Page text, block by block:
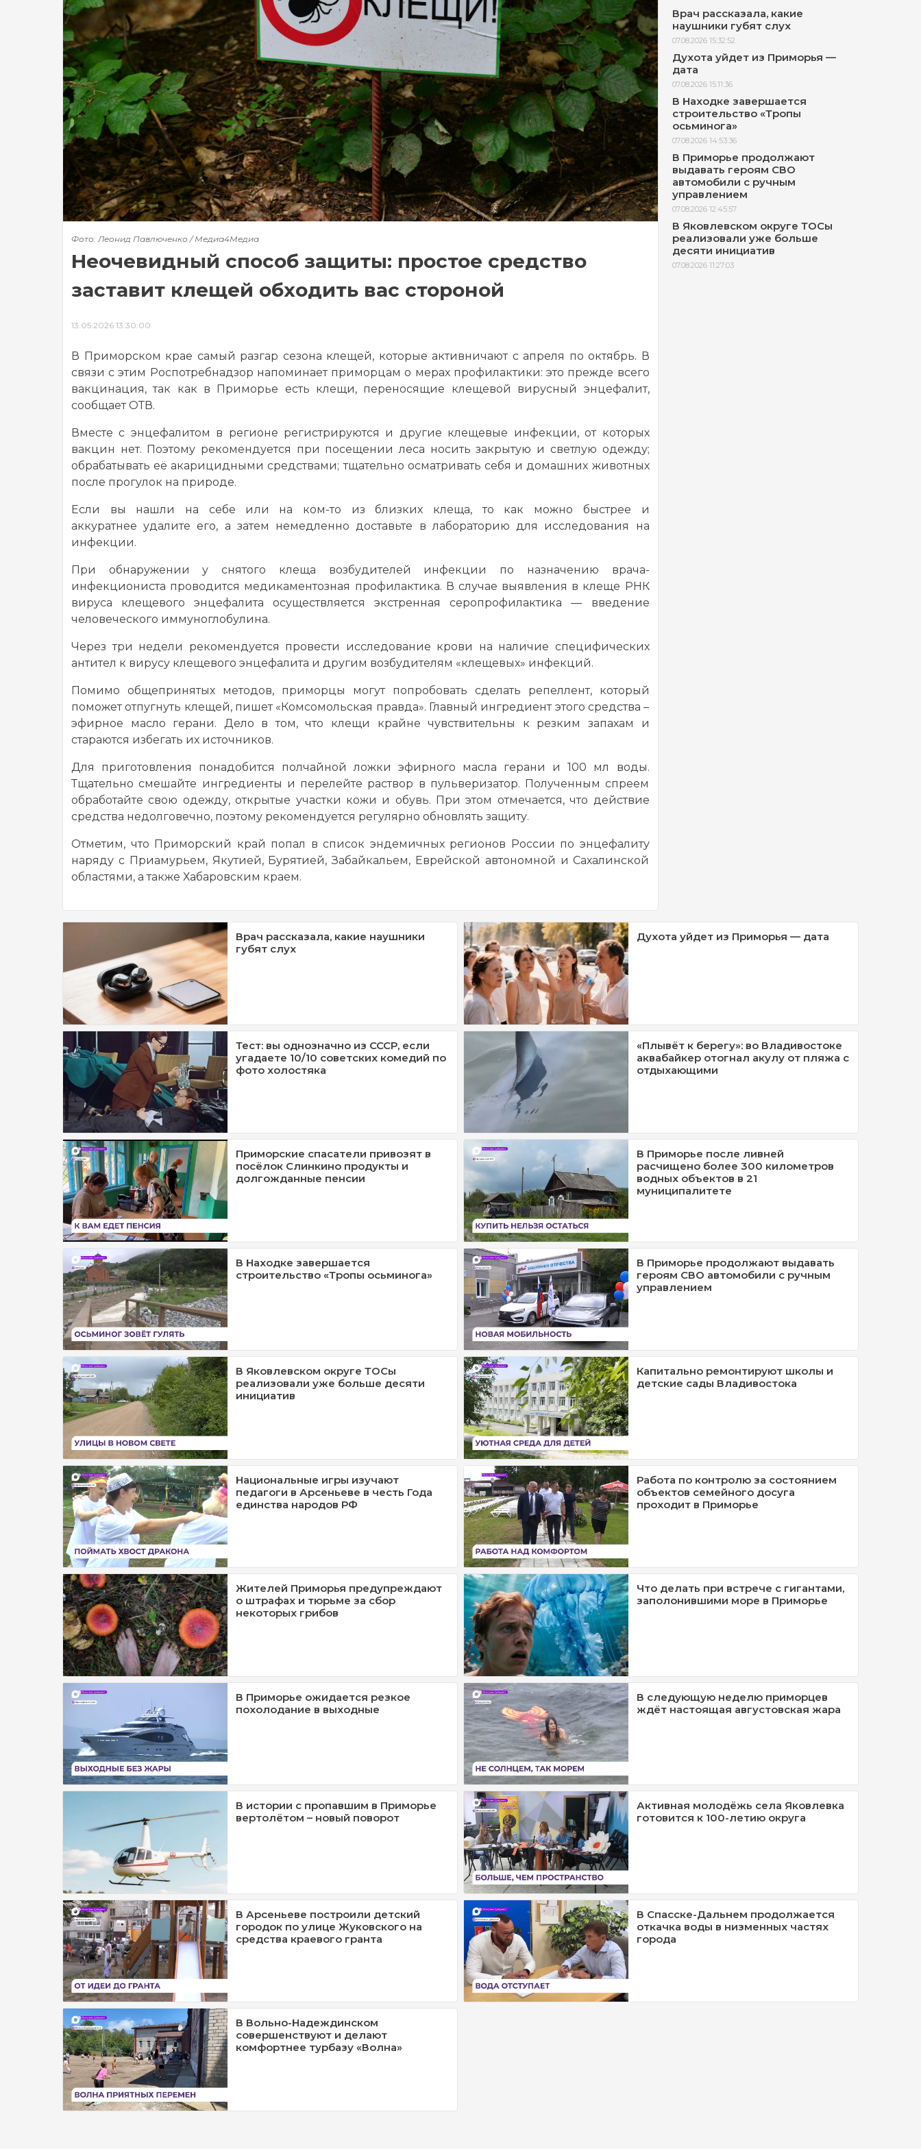
Фото: Леонид Павлюченко / Медиа4Медиа
Неочевидный способ защиты: простое средство
заставит клещей обходить вас стороной
13.05.2026 13:30:00
В Приморском крае самый разгар сезона клещей, которые активничают с апреля по октябрь. В
связи с этим Роспотребнадзор напоминает приморцам о мерах профилактики: это прежде всего
вакцинация, так как в Приморье есть клещи, переносящие клещевой вирусный энцефалит,
сообщает ОТВ.
Вместе с энцефалитом в регионе регистрируются и другие клещевые инфекции, от которых
вакцин нет. Поэтому рекомендуется при посещении леса носить закрытую и светлую одежду;
обрабатывать её акарицидными средствами; тщательно осматривать себя и домашних животных
после прогулок на природе.
Если вы нашли на себе или на ком-то из близких клеща, то как можно быстрее и
аккуратнее удалите его, а затем немедленно доставьте в лабораторию для исследования на
инфекции.
При обнаружении у снятого клеща возбудителей инфекции по назначению врача-
инфекциониста проводится медикаментозная профилактика. В случае выявления в клеще РНК
вируса клещевого энцефалита осуществляется экстренная серопрофилактика — введение
человеческого иммуноглобулина.
Через три недели рекомендуется провести исследование крови на наличие специфических
антител к вирусу клещевого энцефалита и другим возбудителям «клещевых» инфекций.
Помимо общепринятых методов, приморцы могут попробовать сделать репеллент, который
поможет отпугнуть клещей, пишет «Комсомольская правда». Главный ингредиент этого средства –
эфирное масло герани. Дело в том, что клещи крайне чувствительны к резким запахам и
стараются избегать их источников.
Для приготовления понадобится полчайной ложки эфирного масла герани и 100 мл воды.
Тщательно смешайте ингредиенты и перелейте раствор в пульверизатор. Полученным спреем
обработайте свою одежду, открытые участки кожи и обувь. При этом отмечается, что действие
средства недолговечно, поэтому рекомендуется регулярно обновлять защиту.
Отметим, что Приморский край попал в список эндемичных регионов России по энцефалиту
наряду с Приамурьем, Якутией, Бурятией, Забайкальем, Еврейской автономной и Сахалинской
областями, а также Хабаровским краем.
Врач рассказала, какие
наушники губят слух
07.08.2026 15:32:52
Духота уйдет из Приморья —
дата
07.08.2026 15:11:36
В Находке завершается
строительство «Тропы
осьминога»
07.08.2026 14:53:36
В Приморье продолжают
выдавать героям СВО
автомобили с ручным
управлением
07.08.2026 12:45:57
В Яковлевском округе ТОСы
реализовали уже больше
десяти инициатив
07.08.2026 11:27:03
Врач рассказала, какие наушники
губят слух
Духота уйдет из Приморья — дата
Тест: вы однозначно из СССР, если
угадаете 10/10 советских комедий по
фото холостяка
«Плывёт к берегу»: во Владивостоке
аквабайкер отогнал акулу от пляжа с
отдыхающими
Приморские спасатели привозят в
посёлок Слинкино продукты и
долгожданные пенсии
В Приморье после ливней
расчищено более 300 километров
водных объектов в 21
муниципалитете
В Находке завершается
строительство «Тропы осьминога»
В Приморье продолжают выдавать
героям СВО автомобили с ручным
управлением
В Яковлевском округе ТОСы
реализовали уже больше десяти
инициатив
Капитально ремонтируют школы и
детские сады Владивостока
Национальные игры изучают
педагоги в Арсеньеве в честь Года
единства народов РФ
Работа по контролю за состоянием
объектов семейного досуга
проходит в Приморье
Жителей Приморья предупреждают
о штрафах и тюрьме за сбор
некоторых грибов
Что делать при встрече с гигантами,
заполонившими море в Приморье
В Приморье ожидается резкое
похолодание в выходные
В следующую неделю приморцев
ждёт настоящая августовская жара
В истории с пропавшим в Приморье
вертолётом – новый поворот
Активная молодёжь села Яковлевка
готовится к 100-летию округа
В Арсеньеве построили детский
городок по улице Жуковского на
средства краевого гранта
В Спасске-Дальнем продолжается
откачка воды в низменных частях
города
В Вольно-Надеждинском
совершенствуют и делают
комфортнее турбазу «Волна»